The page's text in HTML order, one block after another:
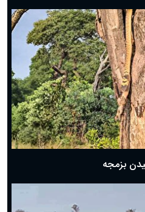
بزمجه